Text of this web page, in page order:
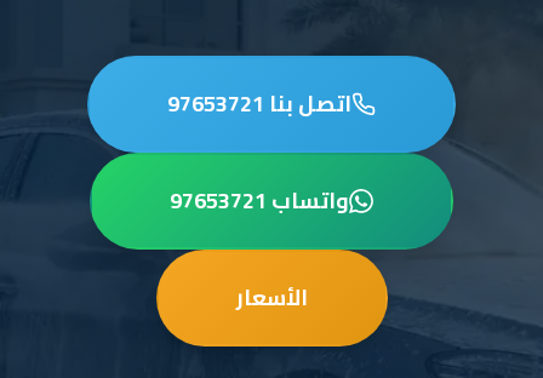
اتصل بنا 97653721
واتساب 97653721
الأسعار